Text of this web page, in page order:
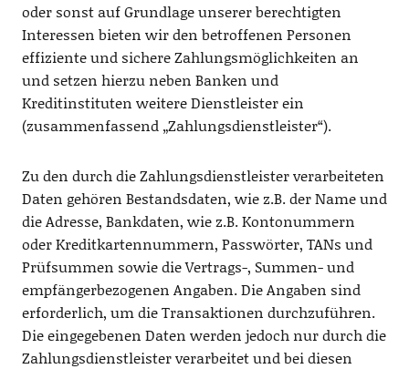
oder sonst auf Grundlage unserer berechtigten
Interessen bieten wir den betroffenen Personen
effiziente und sichere Zahlungsmöglichkeiten an
und setzen hierzu neben Banken und
Kreditinstituten weitere Dienstleister ein
(zusammenfassend „Zahlungsdienstleister“).
Zu den durch die Zahlungsdienstleister verarbeiteten
Daten gehören Bestandsdaten, wie z.B. der Name und
die Adresse, Bankdaten, wie z.B. Kontonummern
oder Kreditkartennummern, Passwörter, TANs und
Prüfsummen sowie die Vertrags-, Summen- und
empfängerbezogenen Angaben. Die Angaben sind
erforderlich, um die Transaktionen durchzuführen.
Die eingegebenen Daten werden jedoch nur durch die
Zahlungsdienstleister verarbeitet und bei diesen